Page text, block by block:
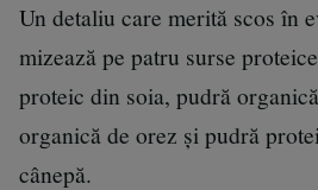
Un detaliu care merită scos în
mizează pe patru surse
proteic din soia, pudră
organică de orez și pudră
cânepă.